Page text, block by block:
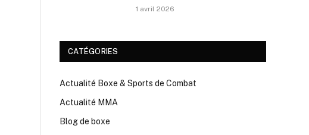
1 avril 2026
CATÉGORIES
Actualité Boxe & Sports de Combat
Actualité MMA
Blog de boxe